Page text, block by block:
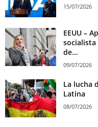
15/07/2026
EEUU –
socialista
de...
09/07/2026
La lucha
Latina
08/07/2026